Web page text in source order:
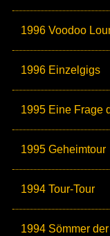
1996 Voodoo
1996 Einzelgigs
1995 Eine Frage
1995 Geheimtour
1994 Tour-Tour
1994 Sömmer